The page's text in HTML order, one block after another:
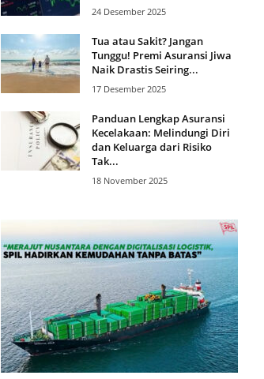
24 Desember 2025
Tua atau Sakit? Jangan
Tunggu! Premi Asuransi Jiwa
Naik Drastis Seiring...
17 Desember 2025
Panduan Lengkap Asuransi
Kecelakaan: Melindungi Diri
dan Keluarga dari Risiko
Tak...
18 November 2025